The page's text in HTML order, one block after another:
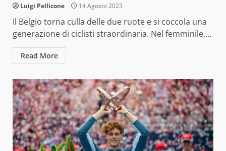
Luigi Pellicone 14 Agosto 2023
Il Belgio torna culla delle due ruote e si coccola una
generazione di ciclisti straordinaria. Nel femminile,...
Read More